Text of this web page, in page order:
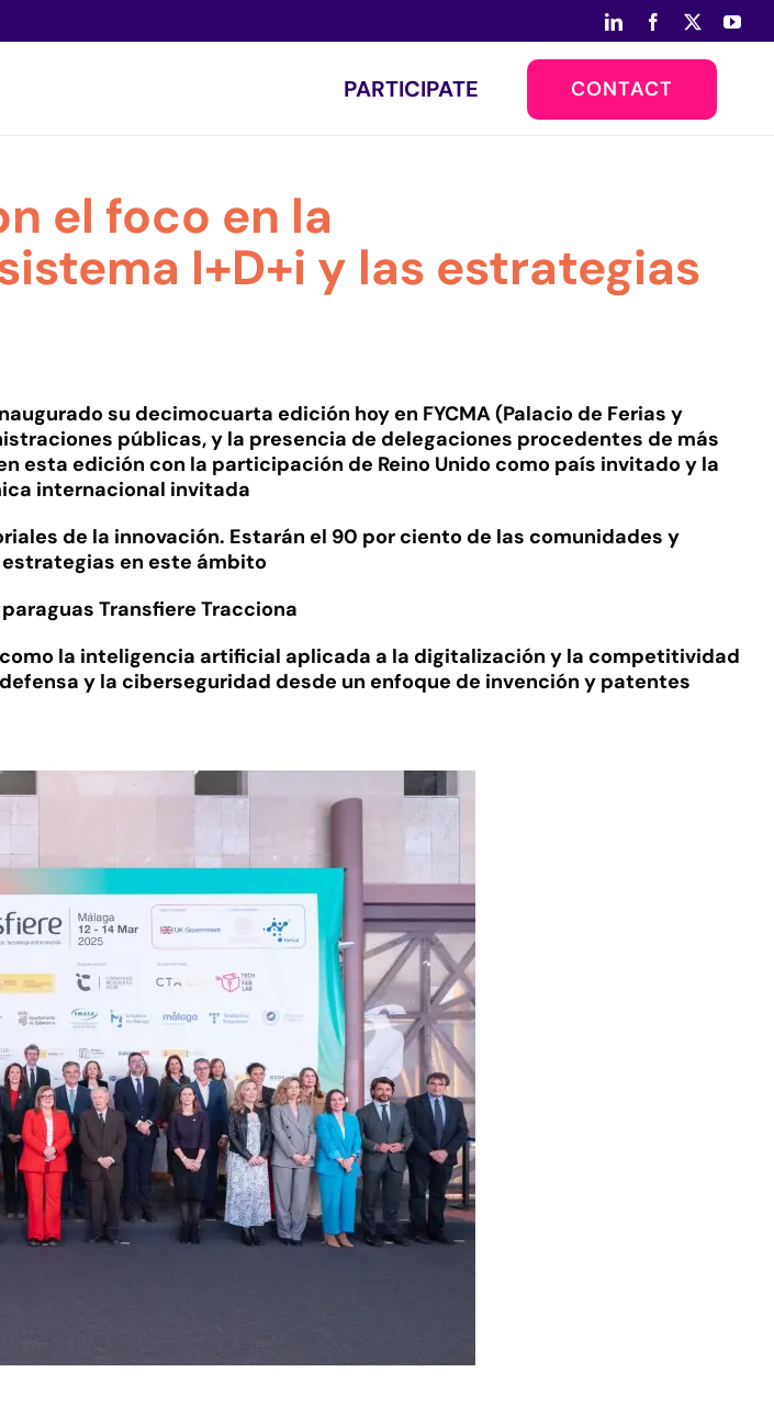
LinkedInFacebook
PARTICIPATE CONTACT
el foco en la
I+D+i y las estrategias
su decimocuarta edición hoy en FYCMA (Palacio de Ferias y
públicas, y la presencia de delegaciones procedentes de más
esta edición con la participación de Reino Unido como país invitado y la
internacional invitada
de la innovación. Estarán el 90 por ciento de las comunidades y
en este ámbito
Transfiere Tracciona
la inteligencia artificial aplicada a la digitalización y la competitividad
y la ciberseguridad desde un enfoque de invención y patentes